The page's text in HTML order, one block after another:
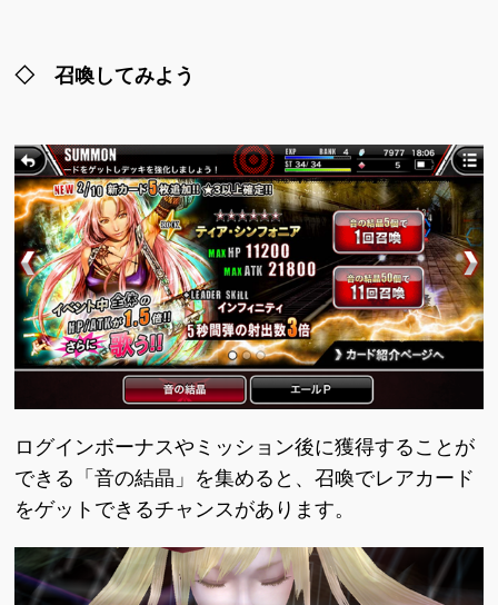
◇ 召喚してみよう
ログインボーナスやミッション後に獲得することが
できる「音の結晶」を集めると、召喚でレアカード
をゲットできるチャンスがあります。